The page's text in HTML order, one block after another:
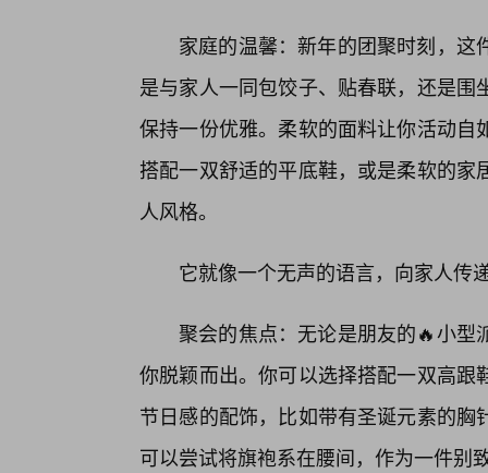
家庭的温馨：新年的团聚时刻，
是与家人一同包饺子、贴春联，还是
保持一份优雅。柔软的面料让你活动
搭配一双舒适的平底鞋，或是柔软的
人风格。
它就像一个无声的语言，向家人传
聚会的焦点：无论是朋友的🔥小型
你脱颖而出。你可以选择搭配一双高
节日感的配饰，比如带有圣诞元素的
可以尝试将旗袍系在腰间，作为一件别